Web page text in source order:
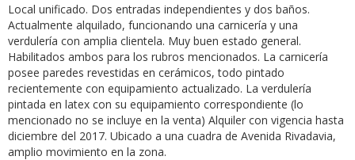
Local unificado. Dos entradas independientes y dos baños.
Actualmente alquilado, funcionando una carnicería y una
verdulería con amplia clientela. Muy buen estado general.
Habilitados ambos para los rubros mencionados. La carnicería
posee paredes revestidas en cerámicos, todo pintado
recientemente con equipamiento actualizado. La verdulería
pintada en latex con su equipamiento correspondiente (lo
mencionado no se incluye en la venta) Alquiler con vigencia hasta
diciembre del 2017. Ubicado a una cuadra de Avenida Rivadavia,
amplio movimiento en la zona.